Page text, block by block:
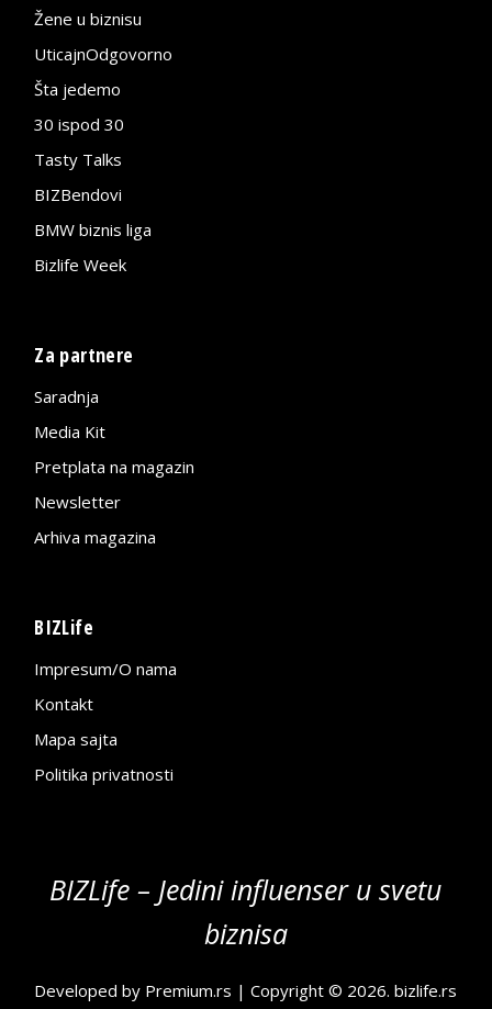
Žene u biznisu
UticajnOdgovorno
Šta jedemo
30 ispod 30
Tasty Talks
BIZBendovi
BMW biznis liga
Bizlife Week
Za partnere
Saradnja
Media Kit
Pretplata na magazin
Newsletter
Arhiva magazina
BIZLife
Impresum/O nama
Kontakt
Mapa sajta
Politika privatnosti
BIZLife – Jedini influenser u svetu
biznisa
Developed by Premium.rs | Copyright © 2026.bizlife.rs